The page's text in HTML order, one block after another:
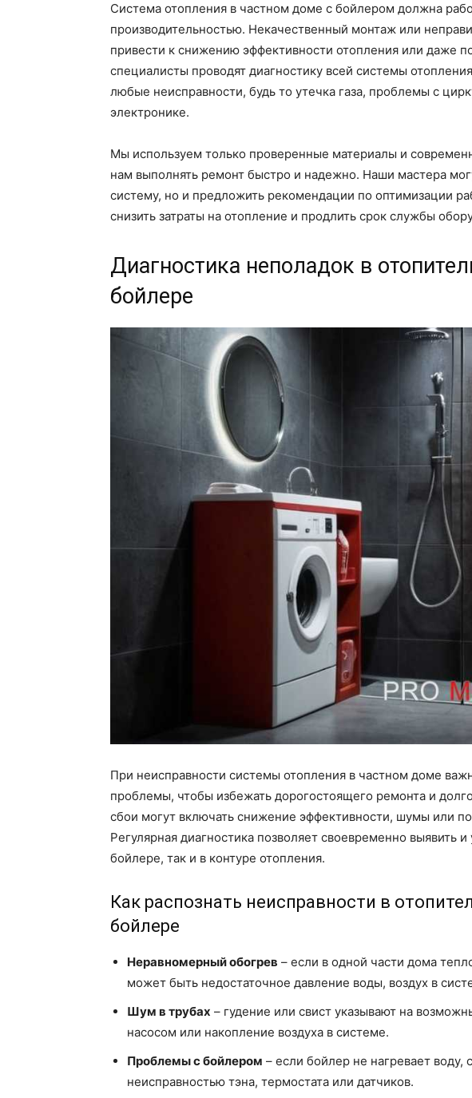
Система отопления в частном доме с бойлером должна
производительностью. Некачественный монтаж или
привести к снижению эффективности отопления или даже
специалисты проводят диагностику всей системы
любые неисправности, будь то утечка газа, проблемы с
электронике.
Мы используем только проверенные материалы и
нам выполнять ремонт быстро и надежно. Наши мастера
систему, но и предложить рекомендации по оптимизации
снизить затраты на отопление и продлить срок службы
Диагностика неполадок в
бойлере
При неисправности системы отопления в частном доме
проблемы, чтобы избежать дорогостоящего ремонта и
сбои могут включать снижение эффективности, шумы или
Регулярная диагностика позволяет своевременно выявить
бойлере, так и в контуре отопления.
Как распознать неисправности в
бойлере
Неравномерный обогрев – если в одной части дома
может быть недостаточное давление воды, воздух в
Шум в трубах – гудение или свист указывают на
насосом или накопление воздуха в системе.
Проблемы с бойлером – если бойлер не нагревает воду,
неисправностью тэна, термостата или датчиков.